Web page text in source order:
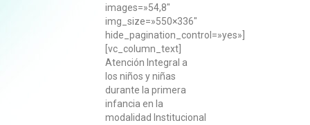
images=»54,8″
img_size=»550×336″
hide_pagination_control=»yes»]
[vc_column_text]
Atención Integral a
los niños y niñas
durante la primera
infancia en la
modalidad Institucional